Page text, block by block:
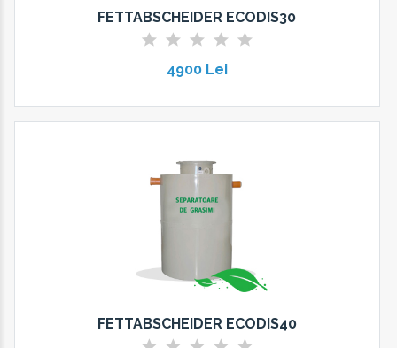
FETTABSCHEIDER ECODIS30
4900 Lei
FETTABSCHEIDER ECODIS40